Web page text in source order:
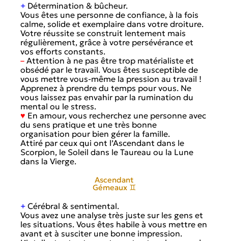
+ Détermination & bûcheur.
Vous êtes une personne de confiance, à la fois
calme, solide et exemplaire dans votre droiture.
Votre réussite se construit lentement mais
régulièrement, grâce à votre persévérance et
vos efforts constants.
– Attention à ne pas être trop matérialiste et
obsédé par le travail. Vous êtes susceptible de
vous mettre vous-même la pression au travail !
Apprenez à prendre du temps pour vous. Ne
vous laissez pas envahir par la rumination du
mental ou le stress.
♥ En amour, vous recherchez une personne avec
du sens pratique et une très bonne
organisation pour bien gérer la famille.
Attiré par ceux qui ont l’Ascendant dans le
Scorpion, le Soleil dans le Taureau ou la Lune
dans la Vierge.
Ascendant
Gémeaux ♊
+ Cérébral & sentimental.
Vous avez une analyse très juste sur les gens et
les situations. Vous êtes habile à vous mettre en
avant et à susciter une bonne impression.